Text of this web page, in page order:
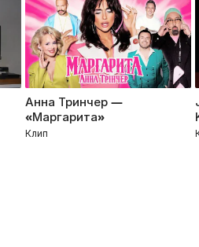
Анна Тринчер —
«Маргарита»
Клип